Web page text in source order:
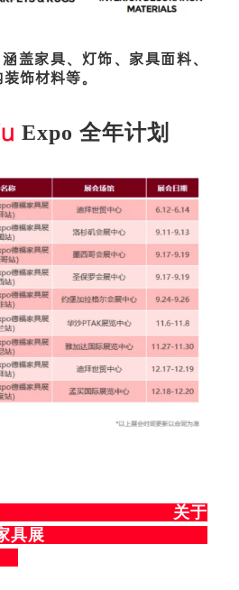
盖家具、灯饰、家具面料、
饰材料等。
Expo 全年计划
于
德福家具展